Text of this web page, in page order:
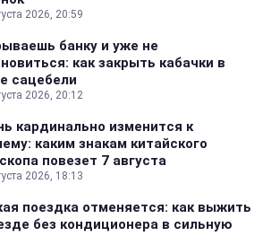
2026, 20:59
банку и уже не
как закрыть кабачки в
сацебели
2026, 20:12
кардинально изменится к
каким знакам китайского
повезет 7 августа
2026, 18:13
поездка отменяется: как выжить
без кондиционера в сильную